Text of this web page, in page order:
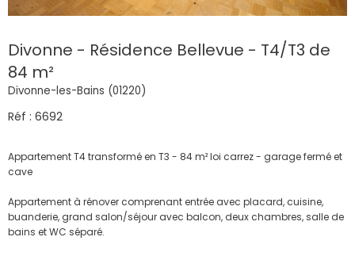
Divonne - Résidence Bellevue - T4/T3 de
84 m²
Divonne-les-Bains (01220)
Réf : 6692
Appartement T4 transformé en T3 - 84 m² loi carrez - garage fermé et
cave
Appartement à rénover comprenant entrée avec placard, cuisine,
buanderie, grand salon/séjour avec balcon, deux chambres, salle de
bains et WC séparé.